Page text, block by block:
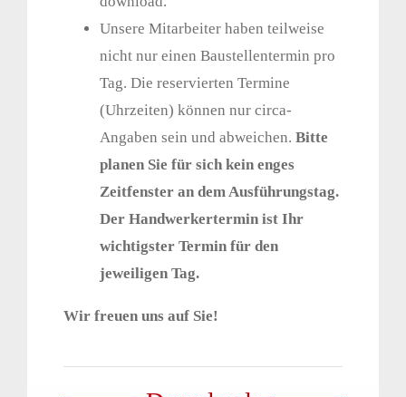
Unsere Mitarbeiter haben teilweise
nicht nur einen Baustellentermin pro
Tag. Die reservierten Termine
(Uhrzeiten) können nur circa-
Angaben sein und abweichen. Bitte
planen Sie für sich kein enges
Zeitfenster an dem Ausführungstag.
Der Handwerkertermin ist Ihr
wichtigster Termin für den
jeweiligen Tag.
Wir freuen uns auf Sie!